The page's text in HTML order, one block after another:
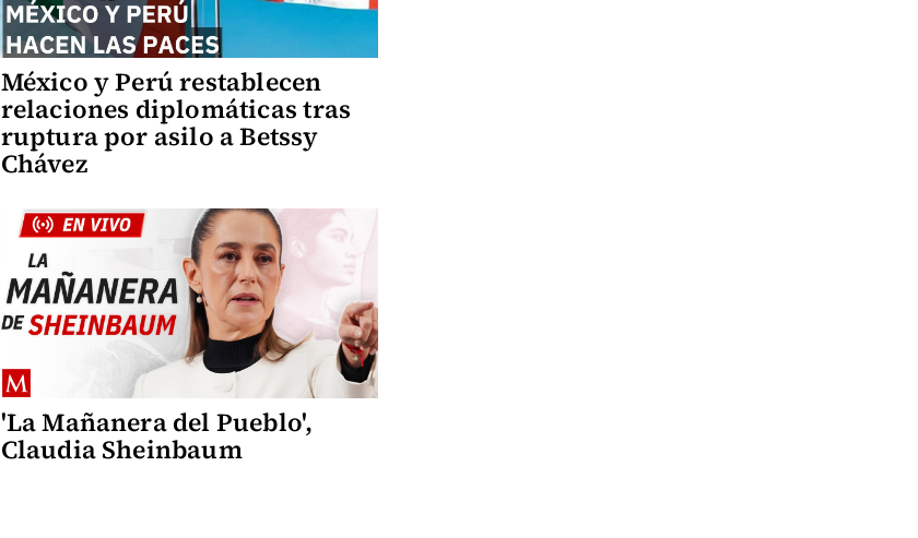
México y Perú restablecen
relaciones diplomáticas tras
ruptura por asilo a Betssy
Chávez
'La Mañanera del Pueblo',
Claudia Sheinbaum